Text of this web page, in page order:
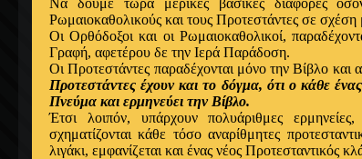
Να δούμε τώρα μερικές βασικές διαφορές
Ρωμαιοκαθολικούς και τους Προτεστάντες σε σχέση
Οι Ορθόδοξοι και οι Ρωμαιοκαθολικοί,
Γραφή, αφετέρου δε την Ιερά Παράδοση.
Οι Προτεστάντες παραδέχονται μόνο την Βίβλο και
Προτεστάντες έχουν και το δόγμα, ότι ο κάθε
Πνεύμα και ερμηνεύει την Βίβλο.
Έτσι λοιπόν, υπάρχουν πολυάριθμες
σχηματίζονται κάθε τόσο αναρίθμητες
λιγάκι, εμφανίζεται και ένας νέος Προτεσταντικός